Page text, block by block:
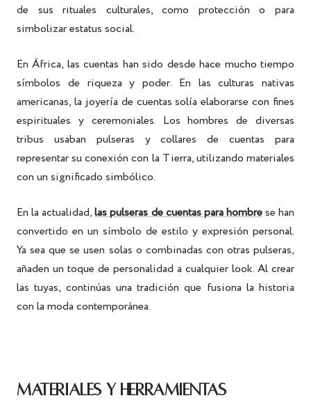
de sus rituales culturales, como protección o para
simbolizar estatus social.
En África, las cuentas han sido desde hace mucho tiempo
símbolos de riqueza y poder. En las culturas nativas
americanas, la joyería de cuentas solía elaborarse con fines
espirituales y ceremoniales. Los hombres de diversas
tribus usaban pulseras y collares de cuentas para
representar su conexión con la Tierra, utilizando materiales
con un significado simbólico.
En la actualidad,las pulseras de cuentas para hombrese han
convertido en un símbolo de estilo y expresión personal.
Ya sea que se usen solas o combinadas con otras pulseras,
añaden un toque de personalidad a cualquier look. Al crear
las tuyas, continúas una tradición que fusiona la historia
con la moda contemporánea.
MATERIALES Y HERRAMIENTAS